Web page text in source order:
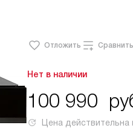
Отложить Сравнить
Нет в наличии
100 990
Цена